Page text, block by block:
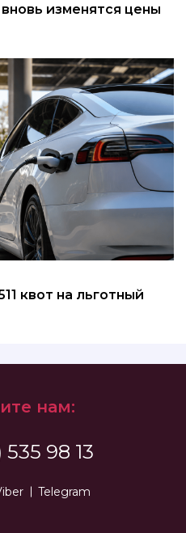
изменятся цены
квот на льготный
нам:
535 98 13
Telegram